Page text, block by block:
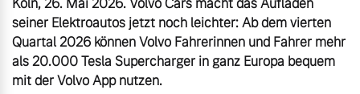
Konnektivität
Aktuelle Serviceangebote
Service by Volvo
Köln, 26. Mai 2026. Volvo Cars macht das Aufladen
seiner Elektroautos jetzt noch leichter: Ab dem vierten
Quartal 2026 können Volvo Fahrerinnen und Fahrer mehr
als 20.000 Tesla Supercharger in ganz Europa bequem